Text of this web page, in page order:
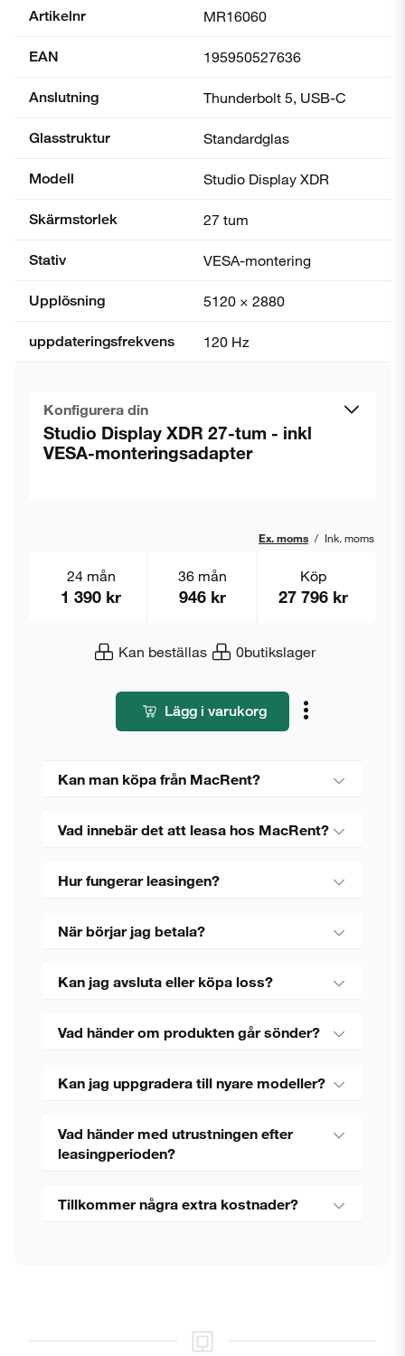
Artikelnr MR16060
EAN 195950527636
Anslutning Thunderbolt 5, USB-C
Glasstruktur Standardglas
Modell Studio Display XDR
Skärmstorlek 27 tum
Stativ VESA-montering
Upplösning 5120 × 2880
uppdaterings­frekvens 120 Hz
Konfigurera din
Studio Display XDR 27-tum - inkl
VESA-monteringsadapter
Ex. moms / Ink. moms
Kan beställas 0butikslager
24 mån
1 390 kr
36 mån
946 kr
Köp
27 796 kr
Lägg i varukorg
Kan man köpa från MacRent?
Vad innebär det att leasa hos MacRent?
Hur fungerar leasingen?
När börjar jag betala?
Kan jag avsluta eller köpa loss?
Vad händer om produkten går sönder?
Kan jag uppgradera till nyare modeller?
Vad händer med utrustningen efter
leasingperioden?
Tillkommer några extra kostnader?